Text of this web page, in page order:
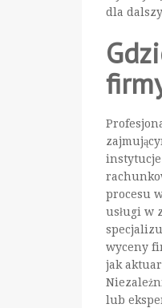
dla
instytucje
procesu
usługi w
wyceny
jak
lub